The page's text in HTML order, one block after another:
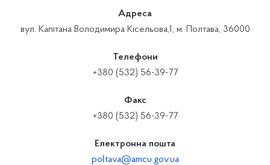
Адреса
вул. Капітана Володимира Кісельова,1, м. Полтава, 36000
Телефони
+380 (532) 56-39-77
Факс
+380 (532) 56-39-77
Електронна пошта
poltava@amcu.gov.ua